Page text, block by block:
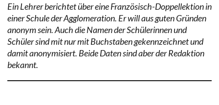
Ein Lehrer berichtet über eine Französisch-Doppellektion in
einer Schule der Agglomeration. Er will aus guten Gründen
anonym sein. Auch die Namen der Schülerinnen und
Schüler sind mit nur mit Buchstaben gekennzeichnet und
damit anonymisiert. Beide Daten sind aber der Redaktion
bekannt.